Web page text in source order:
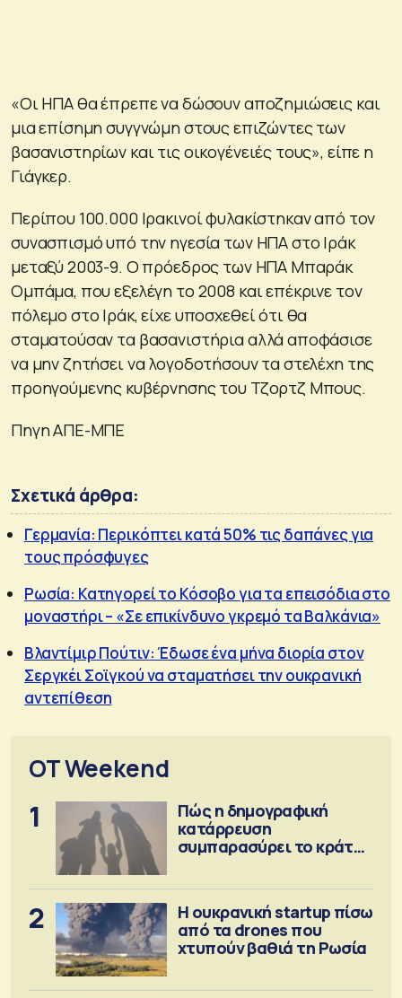
«Οι ΗΠΑ θα έπρεπε να δώσουν αποζημιώσεις και
μια επίσημη συγγνώμη στους επιζώντες των
βασανιστηρίων και τις οικογένειές τους», είπε η
Γιάγκερ.
Περίπου 100.000 Ιρακινοί φυλακίστηκαν από τον
συνασπισμό υπό την ηγεσία των ΗΠΑ στο Ιράκ
μεταξύ 2003-9. Ο πρόεδρος των ΗΠΑ Μπαράκ
Ομπάμα, που εξελέγη το 2008 και επέκρινε τον
πόλεμο στο Ιράκ, είχε υποσχεθεί ότι θα
σταματούσαν τα βασανιστήρια αλλά αποφάσισε
να μην ζητήσει να λογοδοτήσουν τα στελέχη της
προηγούμενης κυβέρνησης του Τζορτζ Μπους.
Πηγη ΑΠΕ-ΜΠΕ
Σχετικά άρθρα:
Γερμανία: Περικόπτει κατά 50% τις δαπάνες για
τους πρόσφυγες
Ρωσία: Κατηγορεί το Κόσοβο για τα επεισόδια στο
μοναστήρι – «Σε επικίνδυνο γκρεμό τα Βαλκάνια»
Βλαντίμιρ Πούτιν: Έδωσε ένα μήνα διορία στον
Σεργκέι Σοϊγκού να σταματήσει την ουκρανική
αντεπίθεση
OT Weekend
1
Πώς η δημογραφική
κατάρρευση
συμπαρασύρει το κράτος
2
Η ουκρανική startup πίσω
από τα drones που
χτυπούν βαθιά τη Ρωσία